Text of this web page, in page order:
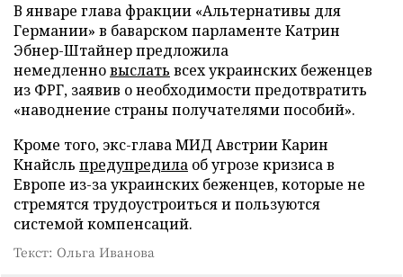
В январе глава фракции «Альтернативы для
Германии» в баварском парламенте Катрин
Эбнер-Штайнер предложила
немедленновыслать всех украинских беженцев
из ФРГ, заявив о необходимости предотвратить
«наводнение страны получателями пособий».
Кроме того, экс-глава МИД Австрии Карин
Кнайсль предупредила об угрозе кризиса в
Европе из-за украинских беженцев, которые не
стремятся трудоустроиться и пользуются
системой компенсаций.
Текст: Ольга Иванова